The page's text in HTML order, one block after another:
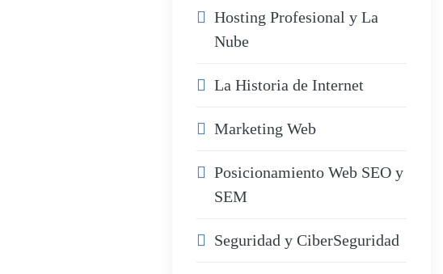
Hosting Profesional y La
Nube
La Historia de Internet
Marketing Web
Posicionamiento Web SEO y
SEM
Seguridad y CiberSeguridad